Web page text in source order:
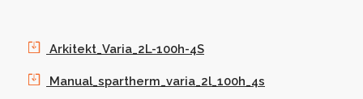
Arkitekt_Varia_2L-100h-4S
Manual_spartherm_varia_2l_100h_4s